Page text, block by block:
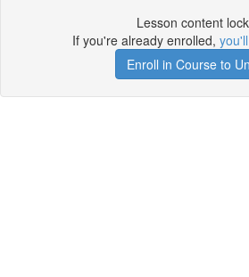
Lesson content
If you're already enrolled,
Enroll in Course to